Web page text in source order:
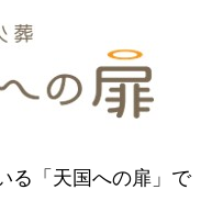
る「天国への扉」で